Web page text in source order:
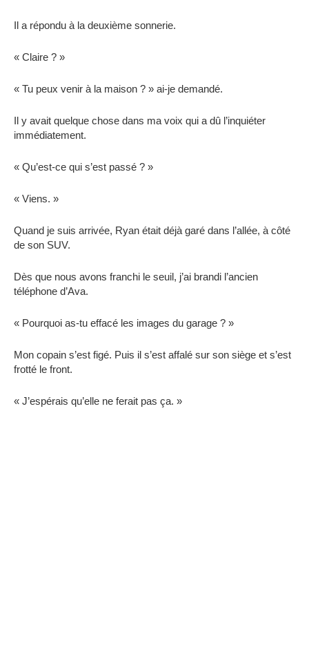
Il a répondu à la deuxième sonnerie.
« Claire ? »
« Tu peux venir à la maison ? » ai-je demandé.
Il y avait quelque chose dans ma voix qui a dû l’inquiéter
immédiatement.
« Qu’est-ce qui s’est passé ? »
« Viens. »
Quand je suis arrivée, Ryan était déjà garé dans l’allée, à côté
de son SUV.
Dès que nous avons franchi le seuil, j’ai brandi l’ancien
téléphone d’Ava.
« Pourquoi as-tu effacé les images du garage ? »
Mon copain s’est figé. Puis il s’est affalé sur son siège et s’est
frotté le front.
« J’espérais qu’elle ne ferait pas ça. »